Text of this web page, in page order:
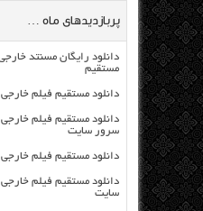
پربازدیدهای ماه …
مستقیم
دانلود مستقیم فیلم خارجی OK Jaanu 2017 از سرور سایت
سرور سایت
دانلود مستقیم فیلم خارجی Cross Wars 2017 از سرور سایت
سایت